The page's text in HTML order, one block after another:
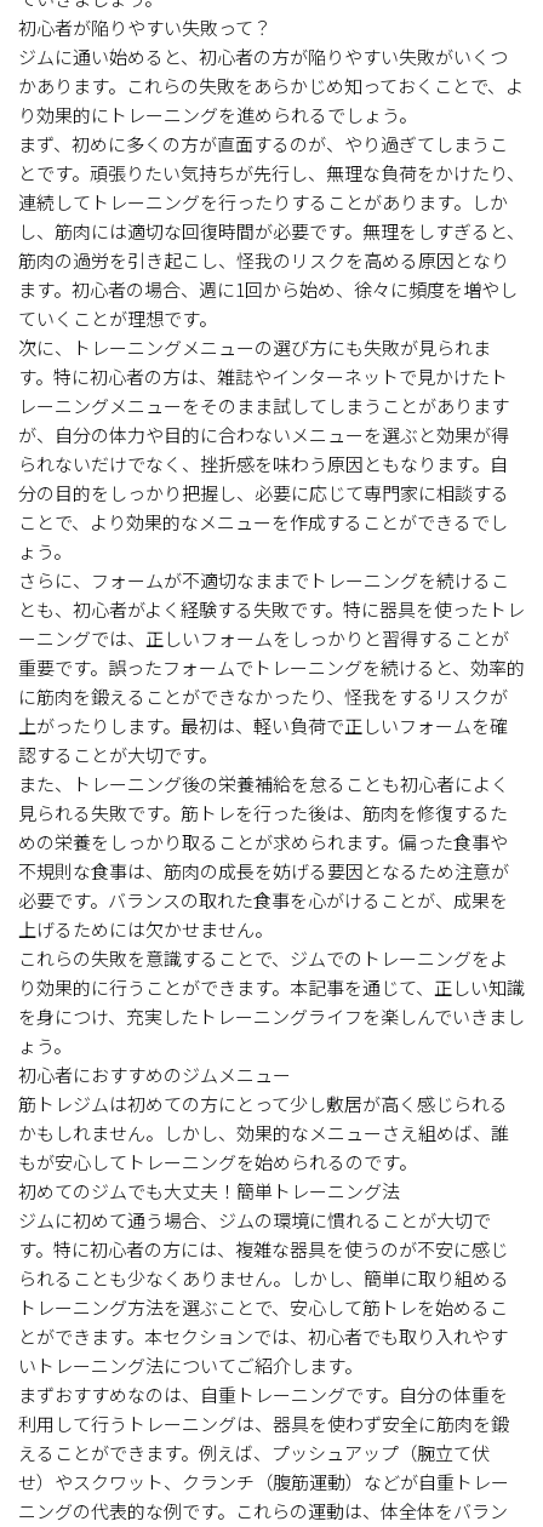
初心者が陥りやすい失敗って？
ジムに通い始めると、初心者の方が陥りやすい失敗がいくつ
かあります。これらの失敗をあらかじめ知っておくことで、よ
り効果的にトレーニングを進められるでしょう。
まず、初めに多くの方が直面するのが、やり過ぎてしまうこ
とです。頑張りたい気持ちが先行し、無理な負荷をかけたり、
連続してトレーニングを行ったりすることがあります。しか
し、筋肉には適切な回復時間が必要です。無理をしすぎると、
筋肉の過労を引き起こし、怪我のリスクを高める原因となり
ます。初心者の場合、週に1回から始め、徐々に頻度を増やし
ていくことが理想です。
次に、トレーニングメニューの選び方にも失敗が見られま
す。特に初心者の方は、雑誌やインターネットで見かけたト
レーニングメニューをそのまま試してしまうことがあります
が、自分の体力や目的に合わないメニューを選ぶと効果が得
られないだけでなく、挫折感を味わう原因ともなります。自
分の目的をしっかり把握し、必要に応じて専門家に相談する
ことで、より効果的なメニューを作成することができるでし
ょう。
さらに、フォームが不適切なままでトレーニングを続けるこ
とも、初心者がよく経験する失敗です。特に器具を使ったトレ
ーニングでは、正しいフォームをしっかりと習得することが
重要です。誤ったフォームでトレーニングを続けると、効率的
に筋肉を鍛えることができなかったり、怪我をするリスクが
上がったりします。最初は、軽い負荷で正しいフォームを確
認することが大切です。
また、トレーニング後の栄養補給を怠ることも初心者によく
見られる失敗です。筋トレを行った後は、筋肉を修復するた
めの栄養をしっかり取ることが求められます。偏った食事や
不規則な食事は、筋肉の成長を妨げる要因となるため注意が
必要です。バランスの取れた食事を心がけることが、成果を
上げるためには欠かせません。
これらの失敗を意識することで、ジムでのトレーニングをよ
り効果的に行うことができます。本記事を通じて、正しい知識
を身につけ、充実したトレーニングライフを楽しんでいきまし
ょう。
初心者におすすめのジムメニュー
筋トレジムは初めての方にとって少し敷居が高く感じられる
かもしれません。しかし、効果的なメニューさえ組めば、誰
もが安心してトレーニングを始められるのです。
初めてのジムでも大丈夫！簡単トレーニング法
ジムに初めて通う場合、ジムの環境に慣れることが大切で
す。特に初心者の方には、複雑な器具を使うのが不安に感じ
られることも少なくありません。しかし、簡単に取り組める
トレーニング方法を選ぶことで、安心して筋トレを始めるこ
とができます。本セクションでは、初心者でも取り入れやす
いトレーニング法についてご紹介します。
まずおすすめなのは、自重トレーニングです。自分の体重を
利用して行うトレーニングは、器具を使わず安全に筋肉を鍛
えることができます。例えば、プッシュアップ（腕立て伏
せ）やスクワット、クランチ（腹筋運動）などが自重トレー
ニングの代表的な例です。これらの運動は、体全体をバラン